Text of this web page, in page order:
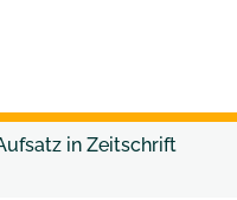
in Zeitschrift